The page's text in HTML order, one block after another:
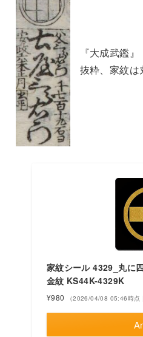
『大成武鑑
抜粋、家紋は
家紋シール 4329_丸に
金紋 KS44K-4329K
¥980 （2026/04/08 05:46時点